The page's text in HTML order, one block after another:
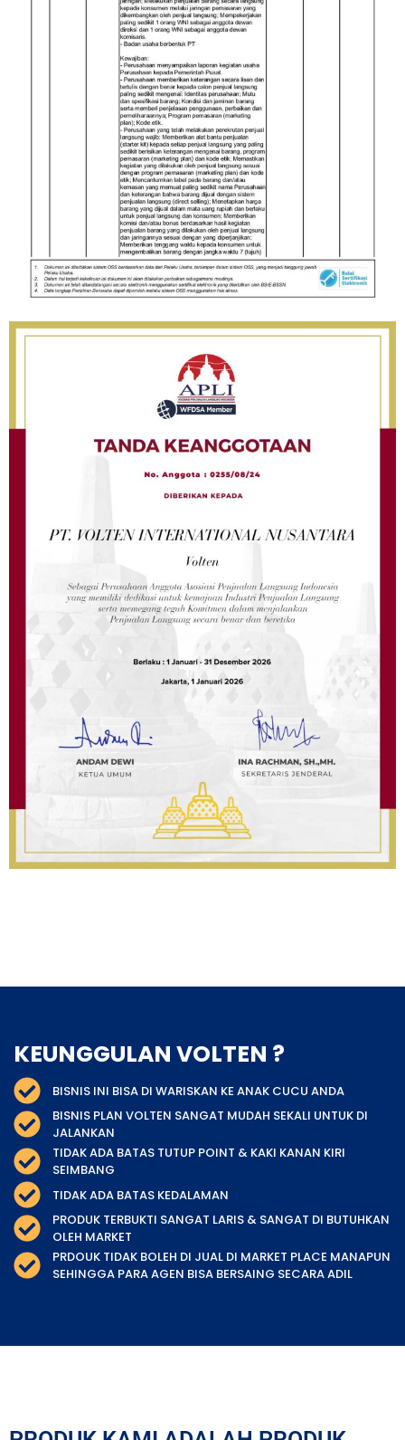
KEUNGGULAN VOLTEN ?
BISNIS INI BISA DI WARISKAN KE ANAK CUCU ANDA
BISNIS PLAN VOLTEN SANGAT MUDAH SEKALI UNTUK DI
JALANKAN
TIDAK ADA BATAS TUTUP POINT & KAKI KANAN KIRI
SEIMBANG
TIDAK ADA BATAS KEDALAMAN
PRODUK TERBUKTI SANGAT LARIS & SANGAT DI BUTUHKAN
OLEH MARKET
PRDOUK TIDAK BOLEH DI JUAL DI MARKET PLACE MANAPUN
SEHINGGA PARA AGEN BISA BERSAING SECARA ADIL